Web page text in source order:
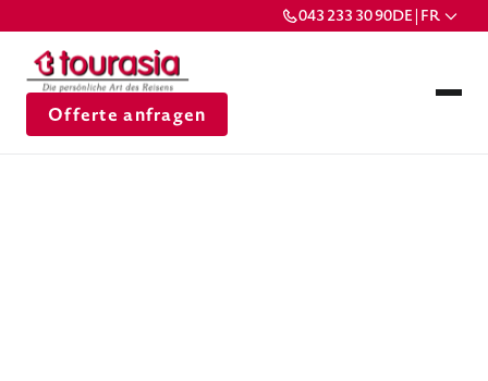
043 233 30 90DE | FR
Offerte anfragen